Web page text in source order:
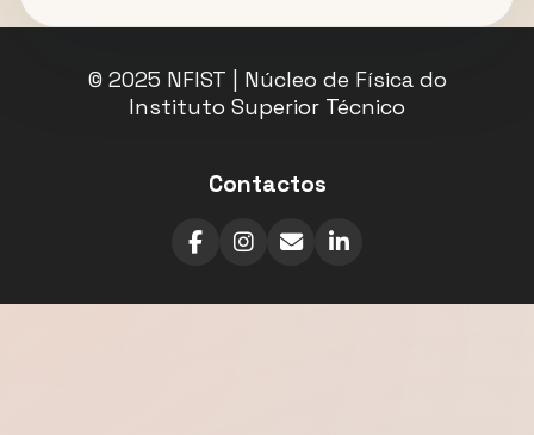
© 2025 NFIST | Núcleo de Física do
Instituto Superior Técnico
Contactos